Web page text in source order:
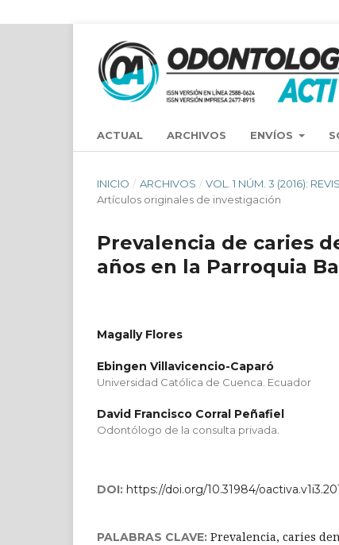
ACTUAL ARCHIVOS ENVÍOS
INICIO / ARCHIVOS / VOL. 1 NÚM. 3 (2016):
Artículos originales de investigación
Prevalencia de caries
años en la Parroquia
Magally Flores
Ebingen Villavicencio-Caparó
Universidad Católica de Cuenca. Ecuador
David Francisco Corral Peñafiel
Odontólogo de la consulta privada.
DOI: https://doi.org/10.31984/
PALABRAS CLAVE: Prevalencia, caries